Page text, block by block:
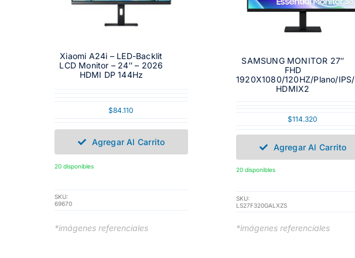
Xiaomi A24i – LED-Backlit
LCD Monitor – 24″ – 2026
HDMI DP 144Hz
$84.110
Agregar Al Carrito
20 disponibles
SKU:
69670
*imágenes referenciales
SAMSUNG MONITOR 27″
FHD
1920X1080/120HZ/Plano/IPS/
HDMIX2
$114.320
Agregar Al Carrito
20 disponibles
SKU:
LS27F320GALXZS
*imágenes referenciales